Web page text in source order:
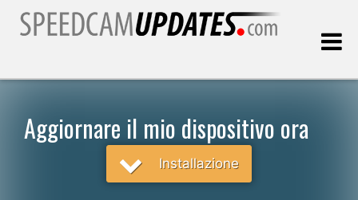
Aggiornare il mio dispositivo ora
Installazione